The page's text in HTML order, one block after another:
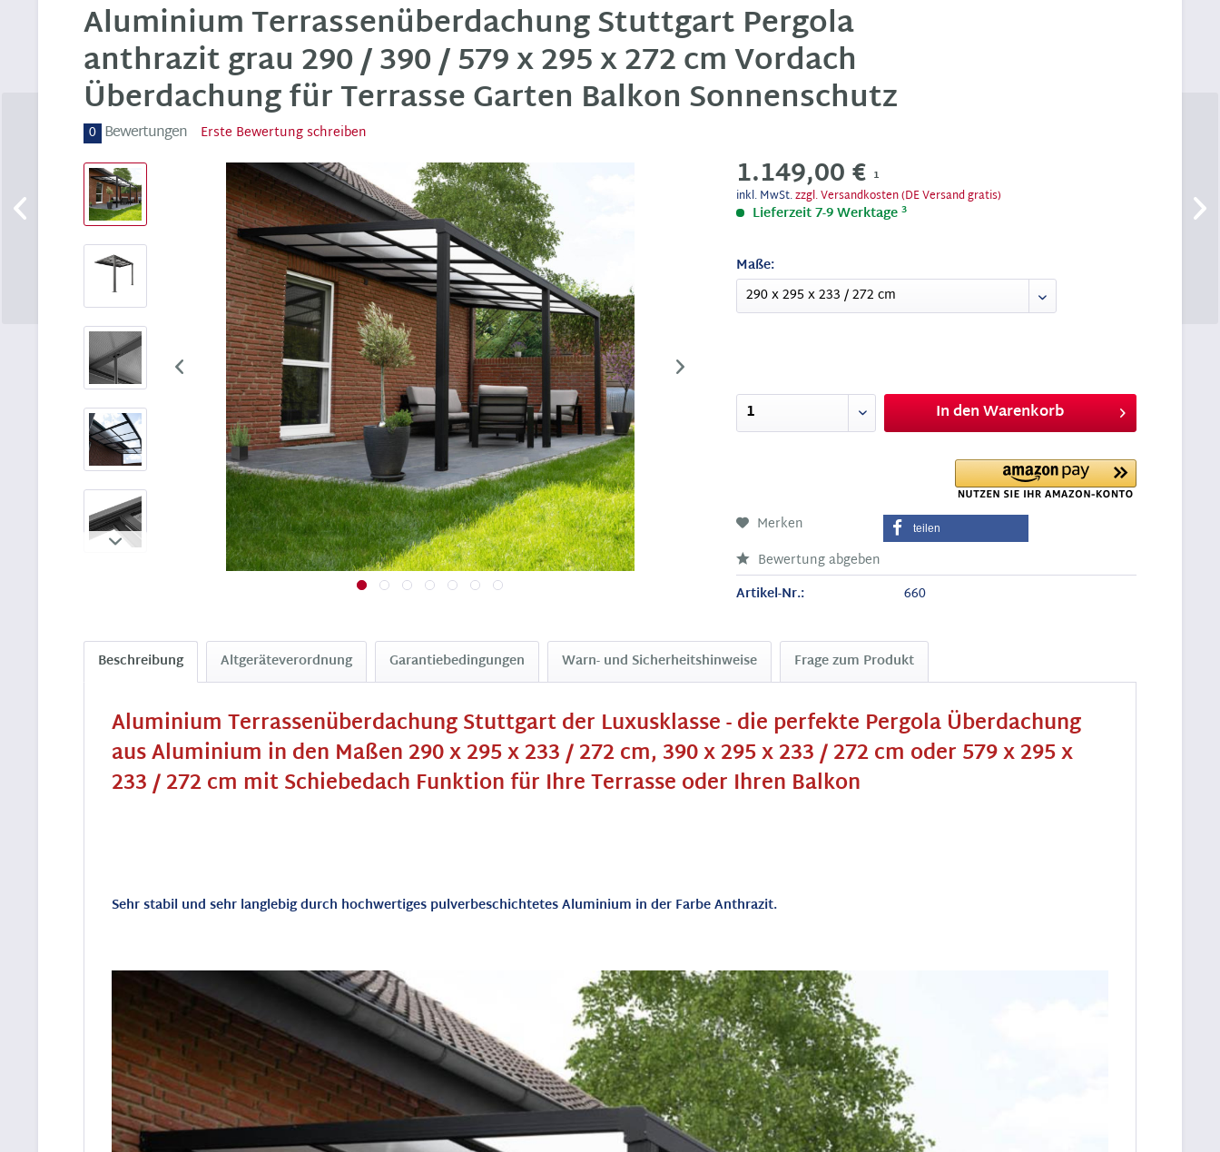
Aluminium Terrassenüberdachung Stuttgart Pergola
anthrazit grau 290 / 390 / 579 x 295 x 272 cm Vordach
Überdachung für Terrasse Garten Balkon Sonnenschutz
0 Bewertungen Erste Bewertung schreiben
1.149,00 € 1
inkl. MwSt.zzgl. Versandkosten (DE Versand gratis)
Lieferzeit 7-9 Werktage3
Maße:
In denWarenkorb
Merken teilen
Bewertung abgeben
Artikel-Nr.:
660
Beschreibung Altgeräteverordnung Garantiebedingungen Warn- und Sicherheitshinweise Frage zum Produkt
Aluminium Terrassenüberdachung Stuttgart der Luxusklasse - die perfekte Pergola Überdachung
aus Aluminium in den Maßen 290 x 295 x 233 / 272 cm, 390 x 295 x 233 / 272 cm oder 579 x 295 x
233 / 272 cm mit Schiebedach Funktion für Ihre Terrasse oder Ihren Balkon
Sehr stabil und sehr langlebig durch hochwertiges pulverbeschichtetes Aluminium in der Farbe Anthrazit.